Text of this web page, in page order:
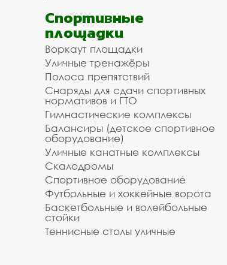
Спортивные
площадки
Воркаут площадки
Уличные тренажёры
Полоса препятствий
Снаряды для сдачи спортивных
нормативов и ГТО
Гимнастические комплексы
Балансиры (детское спортивное
оборудование)
Уличные канатные комплексы
Скалодромы
Спортивное оборудование
Футбольные и хоккейные ворота
Баскетбольные и волейбольные
стойки
Теннисные столы уличные